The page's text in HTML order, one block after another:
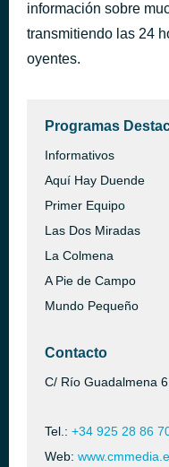
información sobre
transmitiendo las 24
oyentes.
Programas
Informativos
Aquí Hay Duende
Primer Equipo
Las Dos Miradas
La Colmena
A Pie de Campo
Mundo Pequeño
Contacto
C/ Río Guadalmena
Tel.: +34 925 28 86
Web: